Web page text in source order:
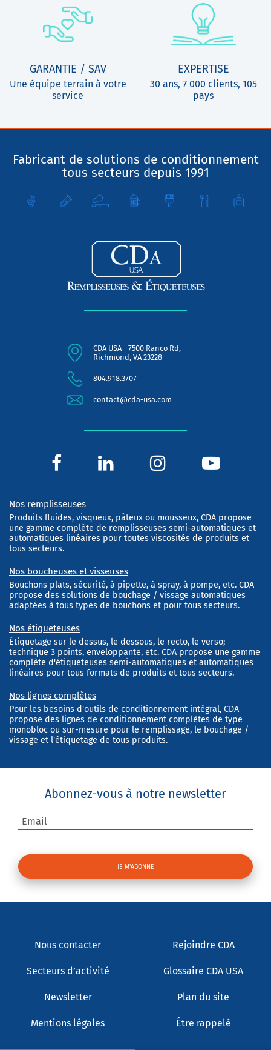
GARANTIE / SAV
Une équipe terrain à votre
service
EXPERTISE
30 ans, 7 000 clients, 105
pays
Fabricant de solutions de conditionnement
tous secteurs depuis 1991
CDA USA - 7500 Ranco Rd,
Richmond, VA 23228
804.918.3707
contact@cda-usa.com
Nos remplisseuses
Produits fluides, visqueux, pâteux ou mousseux, CDA propose
une gamme complète de remplisseuses semi-automatiques et
automatiques linéaires pour toutes viscosités de produits et
tous secteurs.
Nos boucheuses et visseuses
Bouchons plats, sécurité, à pipette, à spray, à pompe, etc. CDA
propose des solutions de bouchage / vissage automatiques
adaptées à tous types de bouchons et pour tous secteurs.
Nos étiqueteuses
Étiquetage sur le dessus, le dessous, le recto, le verso;
technique 3 points, enveloppante, etc. CDA propose une gamme
complète d'étiqueteuses semi-automatiques et automatiques
linéaires pour tous formats de produits et tous secteurs.
Nos lignes complètes
Pour les besoins d'outils de conditionnement intégral, CDA
propose des lignes de conditionnement complètes de type
monobloc ou sur-mesure pour le remplissage, le bouchage /
vissage et l'étiquetage de tous produits.
Abonnez-vous à notre newsletter
Email
Nous contacter Rejoindre CDA
Secteurs d’activité Glossaire CDA USA
Newsletter Plan du site
Mentions légales Être rappelé